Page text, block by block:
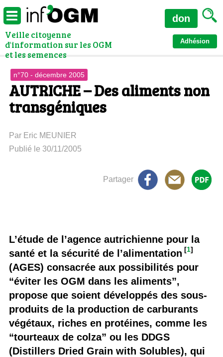
Veille citoyenne
d'information sur les OGM
et les semences
Adhésion
don
n°70 - décembre 2005
AUTRICHE – Des aliments non
transgéniques
Par Eric MEUNIER
Publié le 30/11/2005
Partager
L’étude de l’agence autrichienne pour la
santé et la sécurité de l’alimentation [1]
(AGES) consacrée aux possibilités pour
“éviter les OGM dans les aliments”,
propose que soient développés des sous-
produits de la production de carburants
végétaux, riches en protéines, comme les
“tourteaux de colza” ou les DDGS
(Distillers Dried Grain with Solubles), qui